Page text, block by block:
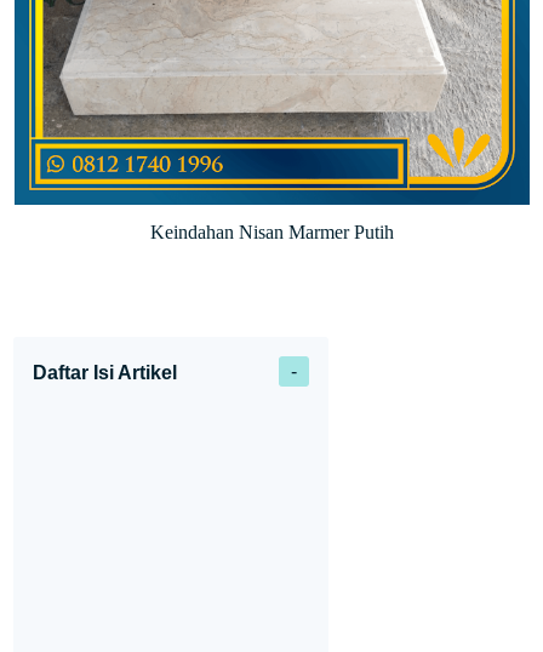
Keindahan Nisan Marmer Putih
Daftar Isi Artikel